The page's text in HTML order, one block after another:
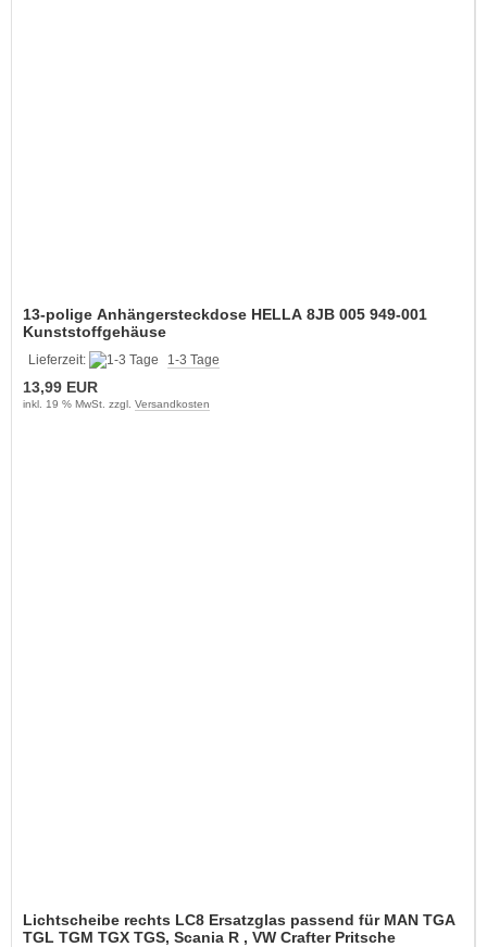
13-polige Anhängersteckdose HELLA 8JB 005 949-001
Kunststoffgehäuse
Lieferzeit: 1-3 Tage
13,99 EUR
inkl. 19 % MwSt. zzgl. Versandkosten
Lichtscheibe rechts LC8 Ersatzglas passend für MAN TGA
TGL TGM TGX TGS, Scania R , VW Crafter Pritsche